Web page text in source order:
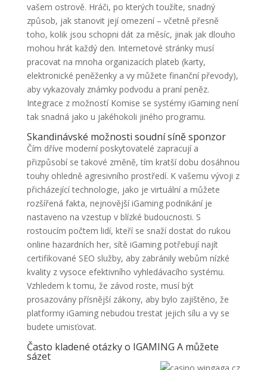
vašem ostrově. Hráči, po kterých toužíte, snadný
způsob, jak stanovit její omezení – včetně přesně
toho, kolik jsou schopni dát za měsíc, jinak jak dlouho
mohou hrát každý den. Internetové stránky musí
pracovat na mnoha organizacích plateb (karty,
elektronické peněženky a vy můžete finanční převody),
aby vykazovaly známky podvodu a praní peněz.
Integrace z možností Komise se systémy iGaming není
tak snadná jako u jakéhokoli jiného programu.
Skandinávské možnosti soudní síně sponzor
Čím dříve moderní poskytovatelé zapracují a
přizpůsobí se takové změně, tím kratší dobu dosáhnou
touhy ohledně agresivního prostředí. K vašemu vývoji z
přicházející technologie, jako je virtuální a můžete
rozšířená fakta, nejnovější iGaming podnikání je
nastaveno na vzestup v blízké budoucnosti. S
rostoucím počtem lidí, kteří se snaží dostat do rukou
online hazardních her, sítě iGaming potřebují najít
certifikované SEO služby, aby zabránily webům nízké
kvality z vysoce efektivního vyhledávacího systému.
Vzhledem k tomu, že závod roste, musí být
prosazovány přísnější zákony, aby bylo zajištěno, že
platformy iGaming nebudou trestat jejich sílu a vy se
budete umisťovat.
Často kladené otázky o IGAMING A můžete
sázet